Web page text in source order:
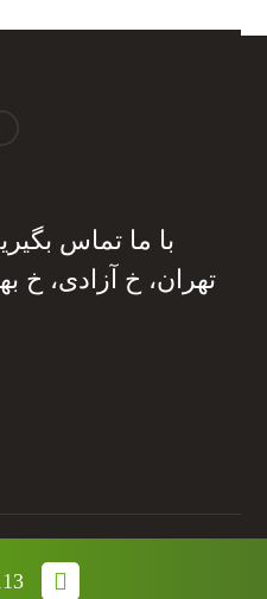
با ما تماس بگیرید:
تهران، خ آزادی، خ